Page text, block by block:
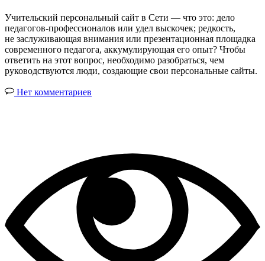
Учительский персональный сайт в Сети — что это: дело
педагогов-профессионалов или удел выскочек; редкость,
не заслуживающая внимания или презентационная площадка
современного педагога, аккумулирующая его опыт? Чтобы
ответить на этот вопрос, необходимо разобраться, чем
руководствуются люди, создающие свои персональные сайты.
Нет комментариев